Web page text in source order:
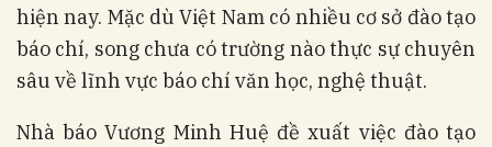
hiện nay. Mặc dù Việt Nam có nhiều cơ sở đào tạo
báo chí, song chưa có trường nào thực sự chuyên
sâu về lĩnh vực báo chí văn học, nghệ thuật.
Nhà báo Vương Minh Huệ đề xuất việc đào tạo